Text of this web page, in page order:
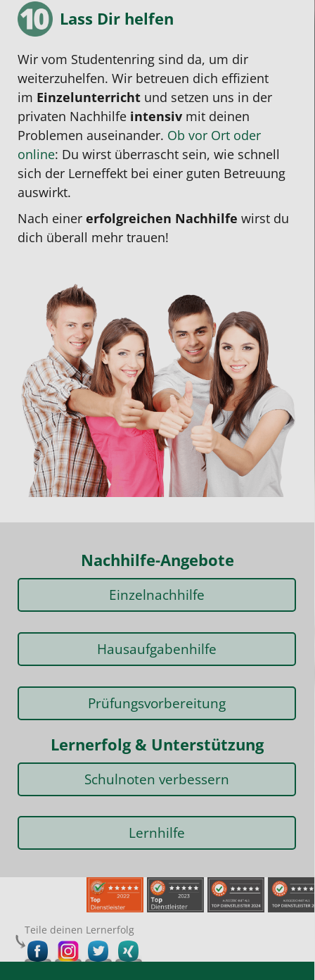
Lass Dir helfen
Wir vom Studentenring sind da, um dir
weiterzuhelfen. Wir betreuen dich effizient
im Einzelunterricht und setzen uns in der
privaten Nachhilfe intensiv mit deinen
Problemen auseinander. Ob vor Ort oder
online: Du wirst überrascht sein, wie schnell
sich der Lerneffekt bei einer guten Betreuung
auswirkt.
Nach einer erfolgreichen Nachhilfe wirst du
dich überall mehr trauen!
Nachhilfe-Angebote
Einzelnachhilfe
Hausaufgabenhilfe
Prüfungsvorbereitung
Lernerfolg & Unterstützung
Schulnoten verbessern
Lernhilfe
Teile deinen Lernerfolg